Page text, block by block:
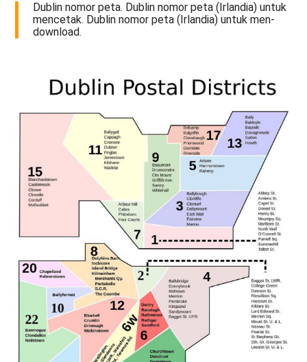
Dublin nomor peta. Dublin nomor peta (Irlandia) untuk
mencetak. Dublin nomor peta (Irlandia) untuk men-
download.